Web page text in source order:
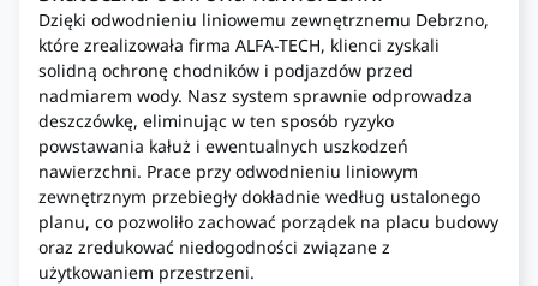
Dzięki odwodnieniu liniowemu zewnętrznemu Debrzno,
które zrealizowała firma ALFA-TECH, klienci zyskali
solidną ochronę chodników i podjazdów przed
nadmiarem wody. Nasz system sprawnie odprowadza
deszczówkę, eliminując w ten sposób ryzyko
powstawania kałuż i ewentualnych uszkodzeń
nawierzchni. Prace przy odwodnieniu liniowym
zewnętrznym przebiegły dokładnie według ustalonego
planu, co pozwoliło zachować porządek na placu budowy
oraz zredukować niedogodności związane z
użytkowaniem przestrzeni.